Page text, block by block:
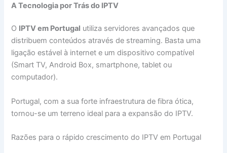
A Tecnologia por Trás do IPTV
O IPTV em Portugal utiliza servidores avançados que
distribuem conteúdos através de streaming. Basta uma
ligação estável à internet e um dispositivo compatível
(Smart TV, Android Box, smartphone, tablet ou
computador).
Portugal, com a sua forte infraestrutura de fibra ótica,
tornou-se um terreno ideal para a expansão do IPTV.
Razões para o rápido crescimento do IPTV em Portugal